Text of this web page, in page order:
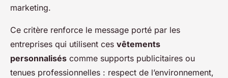
marketing.
Ce critère renforce le message porté par les
entreprises qui utilisent ces vêtements
personnalisés comme supports publicitaires ou
tenues professionnelles : respect de l’environnement,